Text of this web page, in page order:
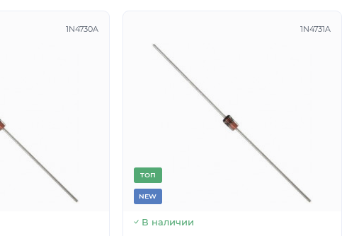
1N4730A 1N4731A
TОП
NEW
В наличии